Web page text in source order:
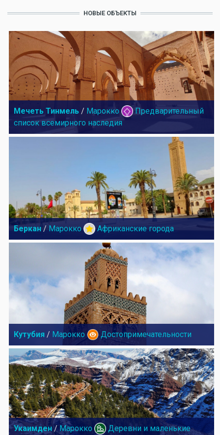
НОВЫЕ ОБЪЕКТЫ
Мечеть Тинмель / Марокко
Предварительный
список всемирного наследия
Беркан / Марокко Африканские города
Кутубия / Марокко Достопримечательности
Укаимден/ Марокко
Деревни и маленькие